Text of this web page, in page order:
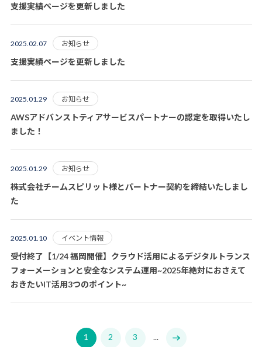
支援実績ページを更新しました
2025.02.07 お知らせ
支援実績ページを更新しました
2025.01.29 お知らせ
AWSアドバンストティアサービスパートナーの認定を取得いたし
ました！
2025.01.29 お知らせ
株式会社チームスピリット様とパートナー契約を締結いたしまし
た
2025.01.10 イベント情報
受付終了【1/24 福岡開催】クラウド活用によるデジタルトランス
フォーメーションと安全なシステム運用~2025年絶対におさえて
おきたいIT活用3つのポイント~
1 2 3 ...